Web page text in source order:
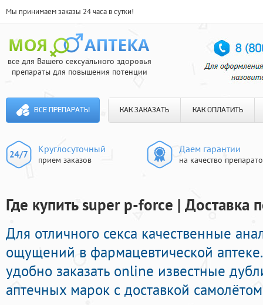
Мы принимаем заказы 24 часа в сутки!
все для Вашего сексуального здоровья
препараты для повышения потенции
ВСЕ ПРЕПАРАТЫ КАК ЗАКАЗАТЬ КАК ОПЛАТИТЬ
Круглосуточный
прием заказов
Даем гарантии
на качество
Где купить super p-force | Доставка
Для отличного секса качественные
ощущений в фармацевтической
удобно заказать online известные
аптечных марок с доставкой